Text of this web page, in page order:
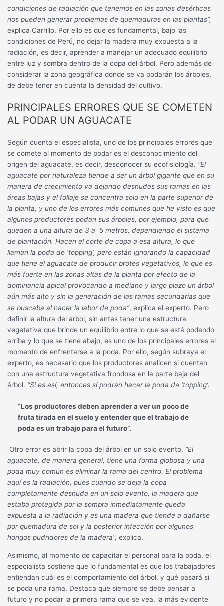
condiciones de radiación que tenemos en las zonas desérticas
nos pueden generar problemas de quemaduras en las plantas”,
explica Carrillo. Por ello es que es fundamental, bajo las
condiciones de Perú, no dejar la madera muy expuesta a la
radiación, es decir, aprender a manejar un adecuado equilibrio
entre luz y sombra dentro de la copa del árbol. Pero además de
considerar la zona geográfica donde se va podarán los árboles,
de debe tener en cuenta la densidad del cultivo.
PRINCIPALES ERRORES QUE SE COMETEN
AL PODAR UN AGUACATE
Según cuenta el especialista, uno de los principales errores que
se comete al momento de podar es el desconocimiento del
origen del aguacate, es decir, desconocer su ecofisiología. “El
aguacate por naturaleza tiende a ser un árbol gigante que en su
manera de crecimiento va dejando desnudas sus ramas en las
áreas bajas y el follaje se concentra solo en la parte superior de
la planta, y uno de los errores más comunes que he visto es que
algunos productores podan sus árboles, por ejemplo, para que
queden a una altura de 3 a 5 metros, dependiendo el sistema
de plantación. Hacen el corte de copa a esa altura, lo que
llaman la poda de ‘topping’, pero están ignorando la capacidad
que tiene el aguacate de producir brotes vegetativos, lo que es
más fuerte en las zonas altas de la planta por efecto de la
dominancia apical provocando a mediano y largo plazo un árbol
aún más alto y sin la generación de las ramas secundarias que
se buscaba al hacer la labor de poda”, explica el experto. Pero
definir la altura del árbol, sin antes tener una estructura
vegetativa que brinde un equilibrio entre lo que se está podando
arriba y lo que se tiene abajo, es uno de los principales errores al
momento de enfrentarse a la poda. Por ello, según subraya el
experto, es necesario que los productores analicen si cuentan
con una estructura vegetativa frondosa en la parte baja del
árbol. “Si es así, entonces sí podrán hacer la poda de ‘topping’.
“Los productores deben aprender a ver un poco de
fruta tirada en el suelo y entender que el trabajo de
poda es un trabajo para el futuro”.
Otro error es abrir la copa del árbol en un solo evento. “El
aguacate, de manera general, tiene una forma globosa y una
poda muy común es eliminar la rama del centro. El problema
aquí es la radiación, pues cuando se deja la copa
completamente desnuda en un solo evento, la madera que
estaba protegida por la sombra inmediatamente queda
expuesta a la radiación y es una madera que tiende a dañarse
por quemadura de sol y la posterior infección por algunos
hongos pudridores de la madera”, explica.
Asimismo, al momento de capacitar el personal para la poda, el
especialista sostiene que lo fundamental es que los trabajadores
entiendan cuál es el comportamiento del árbol, y qué pasará si
se poda una rama. Destaca que siempre se debe pensar a
futuro y no podar la primera rama que se vea, la más evidente